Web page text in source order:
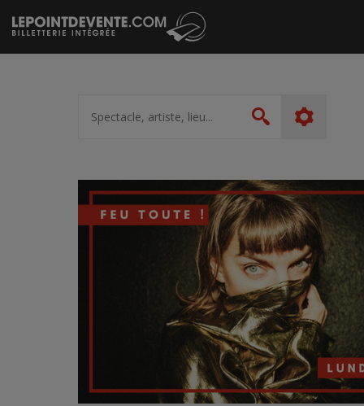
Passer
au
contenu
artiste,
lieu...
Rechercher